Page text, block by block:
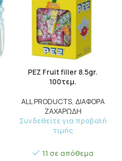
PEZ Fruit filler 8.5gr.
100τεμ.
ALL PRODUCTS, ΔΙΑΦΟΡΑ
ΖΑΧΑΡΩΔΗ
Συνδεθείτε για προβολή
τιμής
11 σε απόθεμα